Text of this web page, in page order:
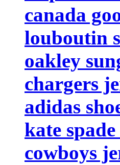
canada
louboutin
oakley
chargers
adidas
kate
cowboys